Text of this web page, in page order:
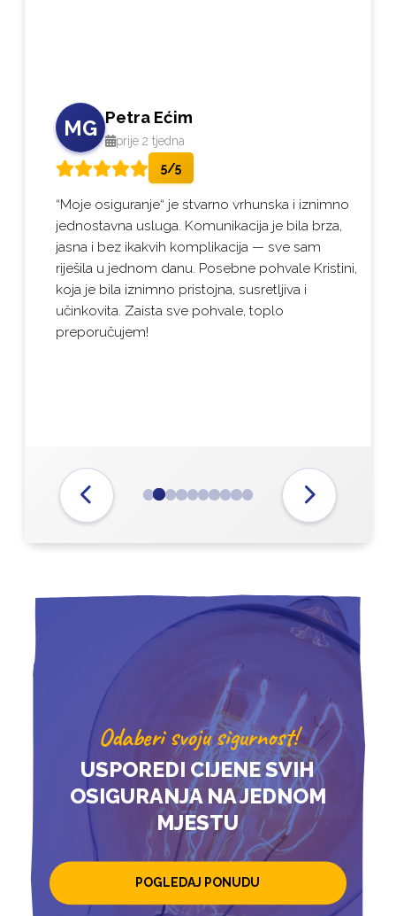
MG Petra Ećim
prije 2 tjedna
5/5
“Moje osiguranje“ je stvarno vrhunska i iznimno
jednostavna usluga. Komunikacija je bila brza,
jasna i bez ikakvih komplikacija — sve sam
riješila u jednom danu. Posebne pohvale Kristini,
koja je bila iznimno pristojna, susretljiva i
učinkovita. Zaista sve pohvale, toplo
preporučujem!
Odaberi svoju sigurnost!
USPOREDI CIJENE SVIH
OSIGURANJA NA JEDNOM
MJESTU
POGLEDAJ PONUDU